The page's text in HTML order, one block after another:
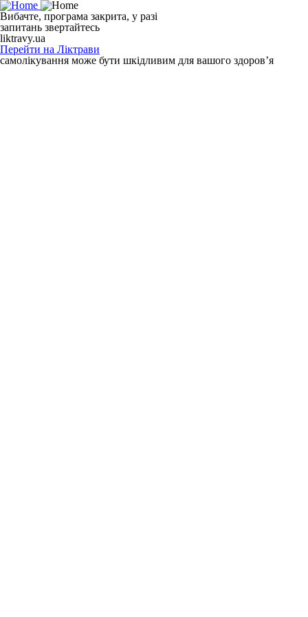
Вибачте, програма закрита, у разі
запитань звертайтесь
liktravy.ua
Перейти на Ліктрави
самолікування може бути шкідливим для вашого здоров’я